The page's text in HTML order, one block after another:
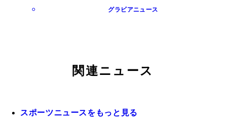
グラビアニュース
関連ニュース
スポーツニュースをもっと見る